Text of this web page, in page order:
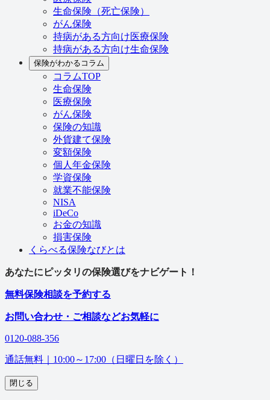
生命保険（死亡保険）
がん保険
持病がある方向け医療保険
持病がある方向け生命保険
保険がわかるコラム
コラムTOP
生命保険
医療保険
がん保険
保険の知識
外貨建て保険
変額保険
個人年金保険
学資保険
就業不能保険
NISA
iDeCo
お金の知識
損害保険
くらべる保険なびとは
あなたにピッタリの保険選びをナビゲート！
無料保険相談を予約する
お問い合わせ・ご相談などお気軽に
0120-088-356
通話無料｜ 10:00～17:00（日曜日を除く）
閉じる